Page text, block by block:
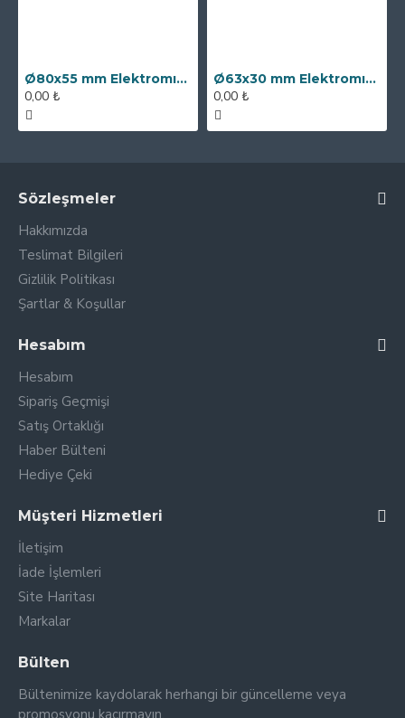
Ø80x55 mm Elektromıknatıs - 250 kg Çekim Gücü
0,00 ₺
Ø63x30 mm Elektromıknatıs - 100 kg Çekim Gücü
0,00 ₺
Sözleşmeler
Hakkımızda
Teslimat Bilgileri
Gizlilik Politikası
Şartlar & Koşullar
Hesabım
Hesabım
Sipariş Geçmişi
Satış Ortaklığı
Haber Bülteni
Hediye Çeki
Müşteri Hizmetleri
İletişim
İade İşlemleri
Site Haritası
Markalar
Bülten
Bültenimize kaydolarak herhangi bir güncelleme veya
promosyonu kaçırmayın.